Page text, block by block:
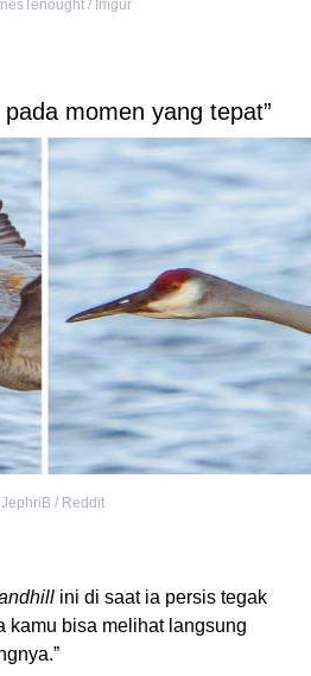
/ Imgur
momen yang tepat”
JephriB / Reddit
ini di saat ia persis tegak
kamu bisa melihat langsung